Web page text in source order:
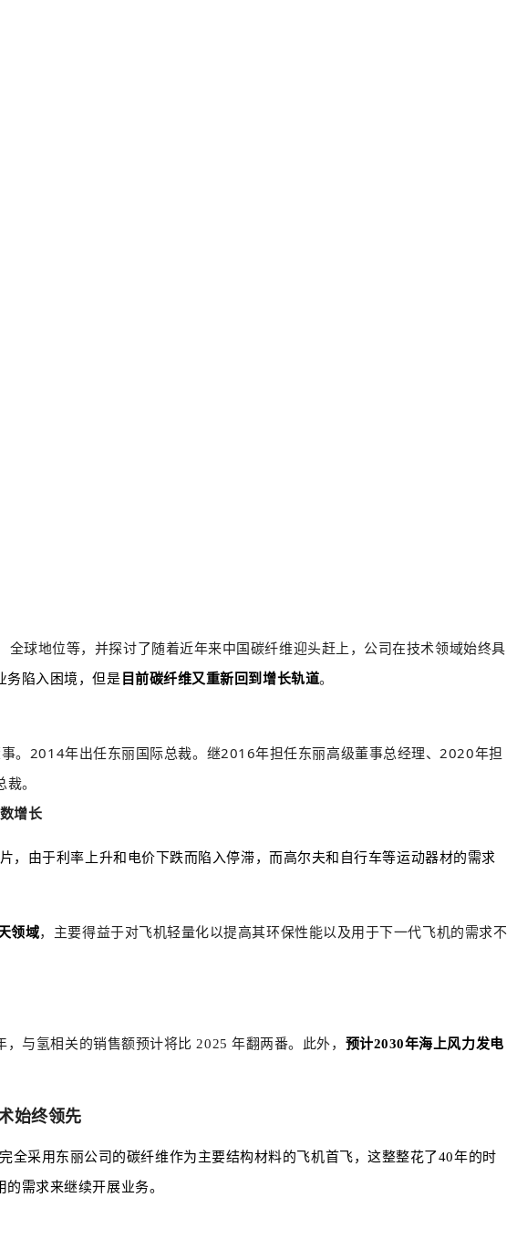
球地位等，并探讨了随着近年来中国碳纤维迎头赶上，公司在技术领域始终具
务陷入困境，但是 目前碳纤维又重新回到增长轨道。
。2014年出任东丽国际总裁。继2016年担任东丽高级董事总经理、2020年担
。
增长
由于利率上升和电价下跌而陷入停滞，而高尔夫和自行车等运动器材的需求
领域，主要得益于对飞机轻量化以提高其环保性能以及用于下一代飞机的需求不
与氢相关的销售额预计将比 2025 年翻两番。此外， 预计2030年海上风力发电
始终领先
全采用东丽公司的碳纤维作为主要结构材料的飞机首飞，这整整花了40年的时
需求来继续开展业务。